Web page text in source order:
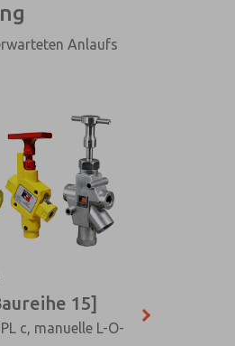
Anlaufs
15]
c, manuelle L-O-